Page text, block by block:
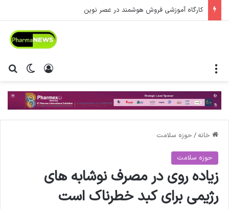
کارگاه آموزشی فروش هوشمند در عصر نوین
تغییر ورود
خانه / حوزه سلامت
حوزه سلامت
زیاده روی در مصرف نوشابه های
رژیمی برای کبد خطرناک است